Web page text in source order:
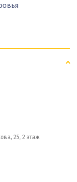
25, 2 этаж